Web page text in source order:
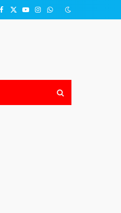
Facebook
X
YouTubeInstagram
WhatsApp